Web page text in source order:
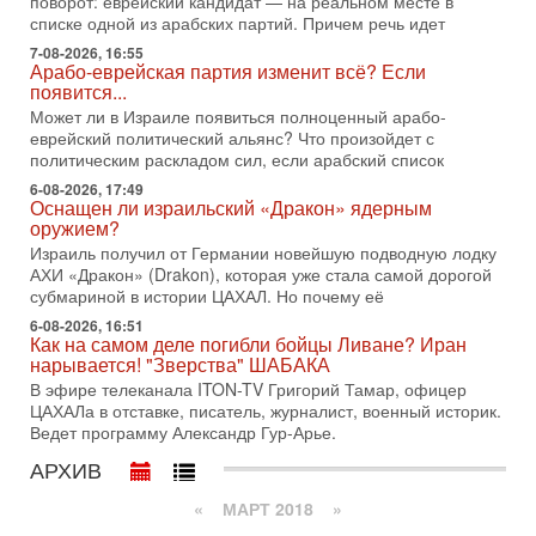
Трамп отменил удар по Ирану - НОВОСТИ
02/08/2026
Президент США Дональд Трамп сегодня заявил об отмене
подготовленного удара по Ирану после обращений
Тегерана и других стран региона. По его словам,
1-08-2026, 17:50
«Русский голос» Израиля: кто заберет его на этот
раз?
Голоса русскоязычных репатриантов не раз кардинально
меняли политический ландшафт Израиля. Достаточно
вспомнить взлет партии «Исраэль ба-алия», когда
31-07-2026, 17:00
Тайны закрытых дверей: о чём на самом деле
молчат Трамп и Нетаньяху?
Недавний визит премьер-министра Израиля Биньямина
Нетаньяху в США и его встреча с Дональдом Трампом
оставили больше вопросов, чем ответов. Полная
31-07-2026, 15:18
Иран готовит покушение на Нетаниягу! Трамп не
В эфире телеканала ITON-TV СЕРГЕЙ МИГДАЛЬ, эксперт
по вопросам безопасности, офицер запаса
Международного управления полиции Израиля, автор
списке одной из арабских партий. Причем речь идет
7-08-2026, 16:55
Арабо-еврейская партия изменит всё? Если
появится...
Может ли в Израиле появиться полноценный арабо-
еврейский политический альянс? Что произойдет с
политическим раскладом сил, если арабский список
6-08-2026, 17:49
Оснащен ли израильский «Дракон» ядерным
оружием?
Израиль получил от Германии новейшую подводную лодку
АХИ «Дракон» (Drakon), которая уже стала самой дорогой
субмариной в истории ЦАХАЛ. Но почему её
6-08-2026, 16:51
Как на самом деле погибли бойцы Ливане? Иран
нарывается! "Зверства" ШАБАКА
В эфире телеканала ITON-TV Григорий Тамар, офицер
ЦАХАЛа в отставке, писатель, журналист, военный историк.
Ведет программу Александр Гур-Арье.
АРХИВ
« МАРТ 2018 »